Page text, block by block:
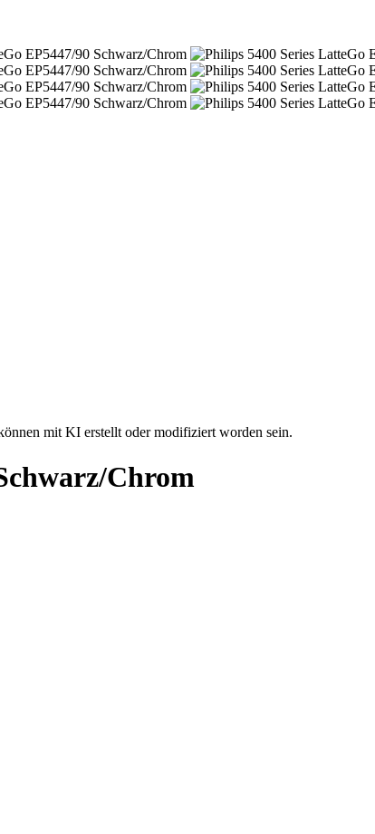
mit KI erstellt oder modifiziert worden sein.
Chrom